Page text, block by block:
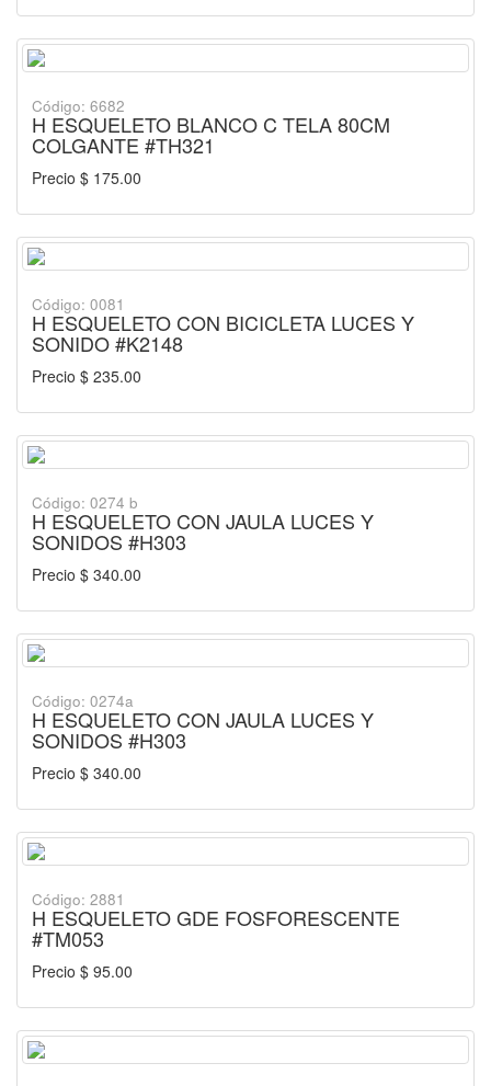
Código: 6682
H ESQUELETO BLANCO C TELA 80CM
COLGANTE #TH321
Precio $ 175.00
Código: 0081
H ESQUELETO CON BICICLETA LUCES Y
SONIDO #K2148
Precio $ 235.00
Código: 0274 b
H ESQUELETO CON JAULA LUCES Y
SONIDOS #H303
Precio $ 340.00
Código: 0274a
H ESQUELETO CON JAULA LUCES Y
SONIDOS #H303
Precio $ 340.00
Código: 2881
H ESQUELETO GDE FOSFORESCENTE
#TM053
Precio $ 95.00